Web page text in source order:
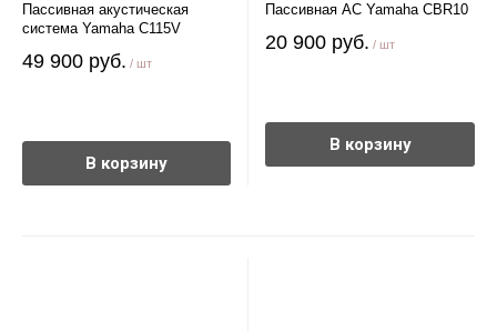
Пассивная акустическая
система Yamaha C115V
49 900 руб. / шт
В корзину
Пассивная АС Yamaha CBR10
20 900 руб. / шт
В корзину